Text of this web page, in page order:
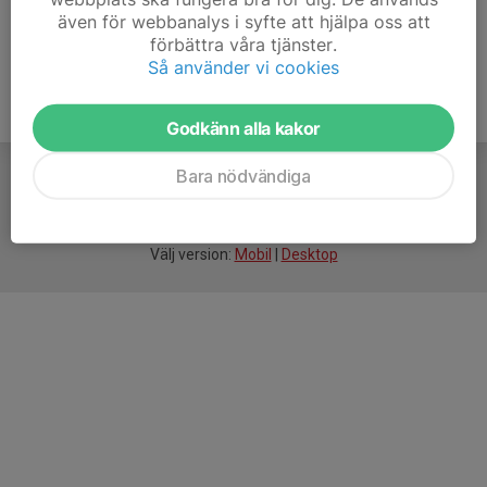
Välj version: Mobil Desktop
även för webbanalys i syfte att hjälpa oss att
förbättra våra tjänster.
Så använder vi cookies
Godkänn alla kakor
Bara nödvändiga